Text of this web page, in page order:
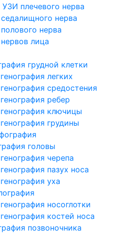
УЗИ плечевого нерва
нерва
нерва
лица
грудной клетки
легких
средостения
ребер
ключицы
грудины
головы
черепа
пазух носа
уха
носоглотки
костей носа
позвоночника